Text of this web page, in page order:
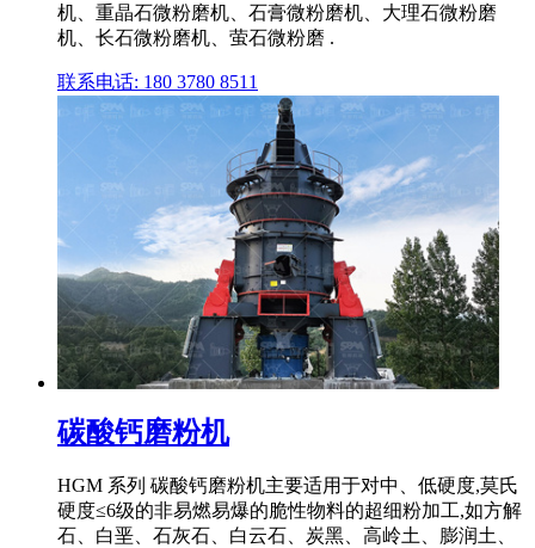
机、重晶石微粉磨机、石膏微粉磨机、大理石微粉磨
机、长石微粉磨机、萤石微粉磨 .
联系电话: 180 3780 8511
碳酸钙磨粉机
HGM 系列 碳酸钙磨粉机主要适用于对中、低硬度,莫氏
硬度≤6级的非易燃易爆的脆性物料的超细粉加工,如方解
石、白垩、石灰石、白云石、炭黑、高岭土、膨润土、